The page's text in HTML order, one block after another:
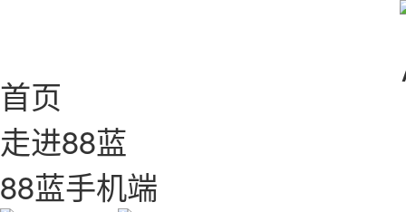
首页
走进88蓝
88蓝手机端